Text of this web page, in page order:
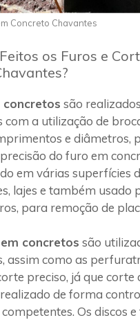
Concreto Chavantes
os Furos e
são
a utilização de
e diâmetros,
do furo em
em várias superfícies
lajes e também usado
para remoção de
concretos são
assim como as
preciso, já que corte
de forma
Os discos